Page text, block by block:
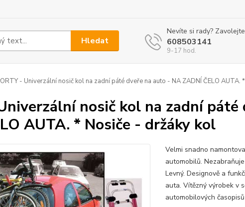
Hledat
Nevíte si rady?
608503141
9-17 hod.
- Univerzální nosič kol na zadní páté dveře na auto - NA ZADNÍ ČELO AUTA.
nosič kol na zadní
AUTA. * Nosiče - držáky kol
Velmi snadno
automobilů.
Levný. Designově a
auta. Vítězný výrobek v
automobilových časopisů